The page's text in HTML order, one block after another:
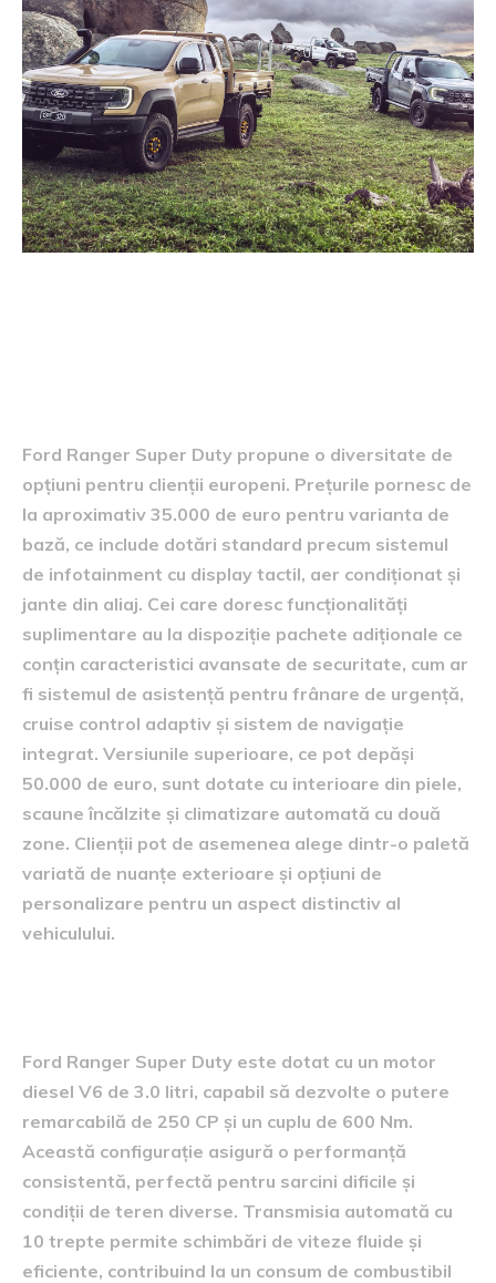
Ford Ranger Super Duty propune o diversitate de
opțiuni pentru clienții europeni. Prețurile pornesc de
la aproximativ 35.000 de euro pentru varianta de
bază, ce include dotări standard precum sistemul
de infotainment cu display tactil, aer condiționat și
jante din aliaj. Cei care doresc funcționalități
suplimentare au la dispoziție pachete adiționale ce
conțin caracteristici avansate de securitate, cum ar
fi sistemul de asistență pentru frânare de urgență,
cruise control adaptiv și sistem de navigație
integrat. Versiunile superioare, ce pot depăși
50.000 de euro, sunt dotate cu interioare din piele,
scaune încălzite și climatizare automată cu două
zone. Clienții pot de asemenea alege dintr-o paletă
variată de nuanțe exterioare și opțiuni de
personalizare pentru un aspect distinctiv al
vehiculului.
Ford Ranger Super Duty este dotat cu un motor
diesel V6 de 3.0 litri, capabil să dezvolte o putere
remarcabilă de 250 CP și un cuplu de 600 Nm.
Această configurație asigură o performanță
consistentă, perfectă pentru sarcini dificile și
condiții de teren diverse. Transmisia automată cu
10 trepte permite schimbări de viteze fluide și
eficiente, contribuind la un consum de combustibil